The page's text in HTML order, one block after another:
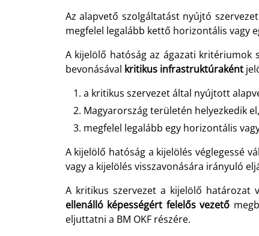
Az alapvető szolgáltatást nyújtó
megfelel legalább kettő horizontális
A kijelölő hatóság az ágazati kritériumok
bevonásával kritikus infrastruktúraként
a kritikus szervezet által nyújtott
Magyarország területén helyezkedik
megfelel legalább egy horizontális
A kijelölő hatóság a kijelölés véglegessé
vagy a kijelölés visszavonására irányuló
A kritikus szervezet a kijelölő határozat
ellenálló képességért felelős vezető
eljuttatni a BM OKF részére.